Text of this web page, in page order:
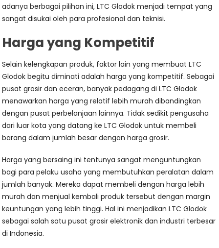
adanya berbagai pilihan ini, LTC Glodok menjadi tempat yang
sangat disukai oleh para profesional dan teknisi.
Harga yang Kompetitif
Selain kelengkapan produk, faktor lain yang membuat LTC
Glodok begitu diminati adalah harga yang kompetitif. Sebagai
pusat grosir dan eceran, banyak pedagang di LTC Glodok
menawarkan harga yang relatif lebih murah dibandingkan
dengan pusat perbelanjaan lainnya. Tidak sedikit pengusaha
dari luar kota yang datang ke LTC Glodok untuk membeli
barang dalam jumlah besar dengan harga grosir.
Harga yang bersaing ini tentunya sangat menguntungkan
bagi para pelaku usaha yang membutuhkan peralatan dalam
jumlah banyak. Mereka dapat membeli dengan harga lebih
murah dan menjual kembali produk tersebut dengan margin
keuntungan yang lebih tinggi. Hal ini menjadikan LTC Glodok
sebagai salah satu pusat grosir elektronik dan industri terbesar
di Indonesia.